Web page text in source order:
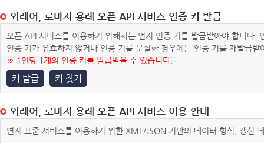
외래어, 로마자 용례 오픈 API 서비스 인증 키 발급
오픈 API 서비스를 이용하기 위해서는 먼저 인증 키를 발급받아야 합니다
인증 키가 유효하지 않거나 인증 키를 분실한 경우에는 인증 키를 재발급받
※ 1인당 1개의 인증 키를 발급받을 수 있습니다.
키 발급 키 찾기
외래어, 로마자 용례 오픈 API 서비스 이용 안내
연계 표준 서비스를 이용하기 위한 XML/JSON 기반의 데이터 형식, 갱신